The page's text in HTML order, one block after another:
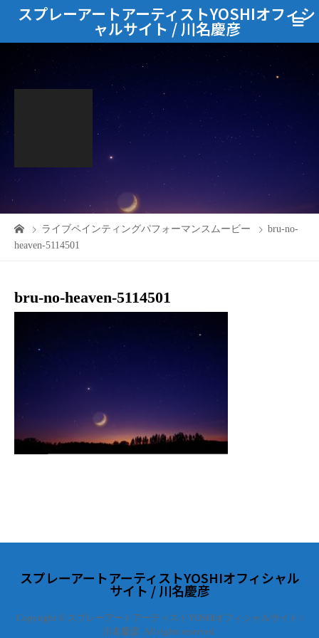
スプレーアートアーティストYOSHIオフィシ
ャルサイト / 川名慶彦
ライブペインティングパフォーマンスムービー
bru-no-
heaven-5114501
bru-no-heaven-5114501
スプレーアートアーティストYOSHIオフィシャル
サイト / 川名慶彦
Copyright © スプレーアートアーティストYOSHIオフィシャルサイト /
川名慶彦. All rights reserved.